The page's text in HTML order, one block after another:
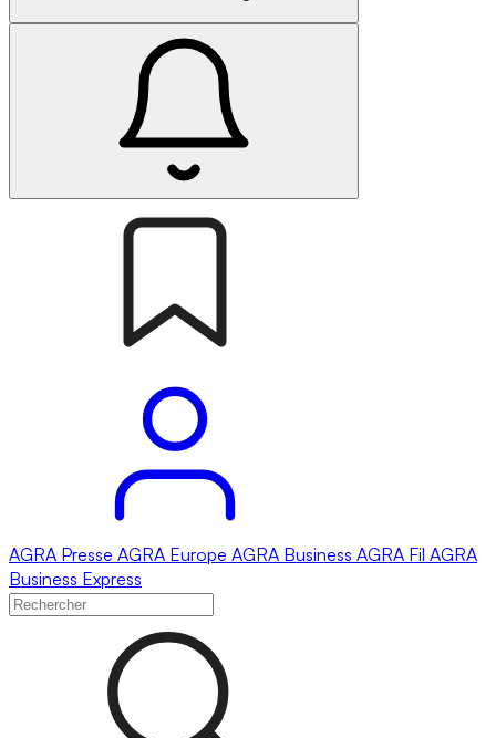
AGRA Presse AGRA Europe AGRA Business AGRA Fil AGRA
Business Express